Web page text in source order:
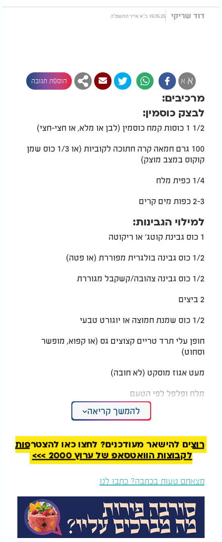
דוד שריקי 19.05.25 כ"א אייר התשפ"ה
א א הוספת תגובה
מרכיבים:
לבצק כוסמין:
1/2 1 כוסות קמח כוסמין (לבן או מלא, או חצי-חצי)
100 גרם חמאה קרה חתוכה לקוביות (או 1/3 כוס שמן
קוקוס במצב מוצק)
1/4 כפית מלח
2-3 כפות מים קרים
למילוי הגבינות:
1 כוס גבינת קוטג׳ או ריקוטה
1/2 כוס גבינה בולגרית מפוררת (או פטה)
1/2 כוס גבינה צהובה/קשקבל מגוררת
2 ביצים
1/2 כוס שמנת חמוצה או יוגורט טבעי
חופן עלי תרד טריים קצוצים גס (או קפוא, מופשר
וסחוט)
מעט אגוז מוסקט (לא חובה)
מלח ופלפל לפי הטעם
אופן ההכנה:
בקערה או במעבד מזון, מערבבים את הקמח והמלח.
מוסיפים את החמאה או שמן הקוקוס, ומפוררים
מוסיפים בהדרגה את המים הקרים ולשים עד שמתקבל
בצק אחיד אך לא דביק.
עוטפים את הבצק בניילון נצמד ומכניסים למקרר לחצי
שעה.
להמשך קריאה
רוצים להישאר מעודכנים? לחצו כאן להצטרפות
לקבוצות הוואטסאפ של ערוץ 2000 >>>
מצאתם טעות בכתבה? כתבו לנו